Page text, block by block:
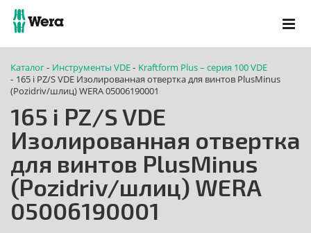
Каталог - Инструменты VDE - Kraftform Plus – серия 100 VDE
- 165 i PZ/S VDE Изолированная отвертка для винтов PlusMinus
(Pozidriv/шлиц) WERA 05006190001
165 i PZ/S VDE
Изолированная отвертка
для винтов PlusMinus
(Pozidriv/шлиц) WERA
05006190001